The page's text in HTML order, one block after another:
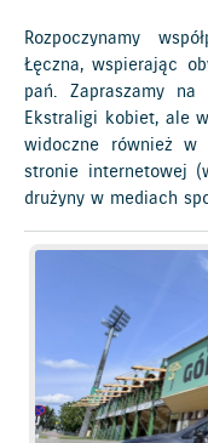
Rozpoczynamy
Łęczna, wspierając
pań. Zapraszamy
Ekstraligi kobiet, ale
widoczne również w
stronie internetowej
drużyny w mediach